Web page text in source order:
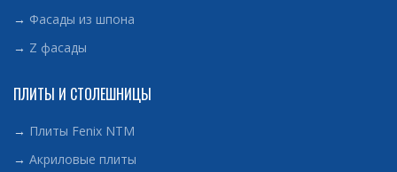
→ Фасады из шпона
→ Z фасады
ПЛИТЫ И СТОЛЕШНИЦЫ
→ Плиты Fenix NTM
→ Акриловые плиты